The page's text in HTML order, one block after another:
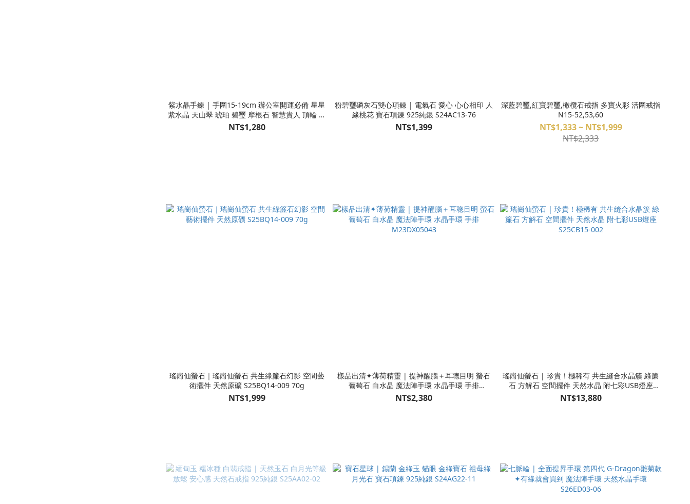
紫水晶手鍊 | 手圍15-19cm 辦公室開運必備 星星
紫水晶 天山翠 琥珀 碧璽 摩根石 智慧貴人 頂輪 寶
石手鍊 S25AV15-005
NT$1,280
粉碧璽磷灰石雙心項鍊 | 電氣石 愛心 心心相印 人
緣桃花 寶石項鍊 925純銀 S24AC13-76
NT$1,399
深藍碧璽,紅寶碧璽,橄欖石戒指 多寶火彩 活圍戒指
N15-52,53,60
NT$1,333 ~ NT$1,999
NT$2,333
瑤崗仙螢石｜瑤崗仙螢石 共生綠簾石幻影 空間藝
術擺件 天然原礦 S25BQ14-009 70g
NT$1,999
樣品出清✦薄荷精靈 | 提神醒腦＋耳聰目明 螢石
葡萄石 白水晶 魔法陣手環 水晶手環 手排
M23DX05043
NT$2,380
瑤崗仙螢石 | 珍貴！極稀有 共生縫合水晶簇 綠簾
石 方解石 空間擺件 天然水晶 附七彩USB燈座
S25CB15-002
NT$13,880